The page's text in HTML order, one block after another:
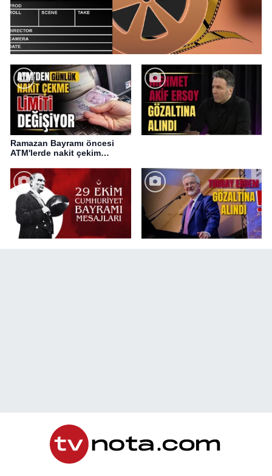
Ramazan Bayramı öncesi
ATM'lerde nakit çekim